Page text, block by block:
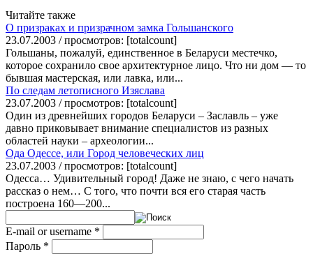
Читайте также
О призраках и призрачном замка Гольшанского
23.07.2003 / просмотров: [totalcount]
Гольшаны, пожалуй, единственное в Беларуси местечко,
которое сохранило свое архитектурное лицо. Что ни дом — то
бывшая мастерская, или лавка, или...
По следам летописного Изяслава
23.07.2003 / просмотров: [totalcount]
Один из древнейших городов Беларуси – Заславль – уже
давно приковывает внимание специалистов из разных
областей науки – археологии...
Ода Одессе, или Город человеческих лиц
23.07.2003 / просмотров: [totalcount]
Одесса… Удивительный город! Даже не знаю, с чего начать
рассказ о нем… С того, что почти вся его старая часть
построена 160—200...
E-mail or username *
Пароль *